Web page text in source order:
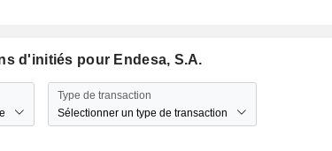
d'initiés pour Endesa, S.A.
Type de transaction
Sélectionner un type de transaction